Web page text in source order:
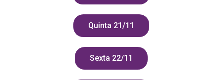
Quinta 21/11
Sexta 22/11